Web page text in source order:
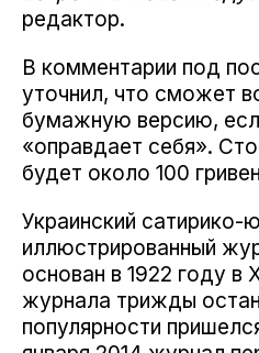
редактор.
В комментарии под
уточнил, что сможет
бумажную версию,
«оправдает себя».
будет около 100
Украинский сатирико-
иллюстрированный
основан в 1922 году в
журнала трижды
популярности